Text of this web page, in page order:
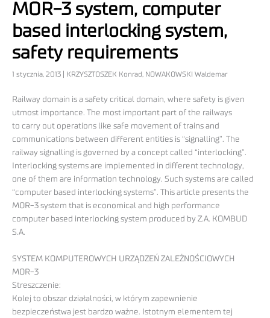
MOR-3 system, computer
based interlocking system,
safety requirements
1 stycznia, 2013 | KRZYSZTOSZEK Konrad, NOWAKOWSKI Waldemar
Railway domain is a safety critical domain, where safety is given
utmost importance. The most important part of the railways
to carry out operations like safe movement of trains and
communications between different entities is “signalling”. The
railway signalling is governed by a concept called “interlocking”.
Interlocking systems are implemented in different technology,
one of them are information technology. Such systems are called
“computer based interlocking systems”. This article presents the
MOR-3 system that is economical and high performance
computer based interlocking system produced by Z.A. KOMBUD
S.A.
SYSTEM KOMPUTEROWYCH URZĄDZEŃ ZALEŻNOŚCIOWYCH
MOR-3
Streszczenie:
Kolej to obszar działalności, w którym zapewnienie
bezpieczeństwa jest bardzo ważne. Istotnym elementem tej